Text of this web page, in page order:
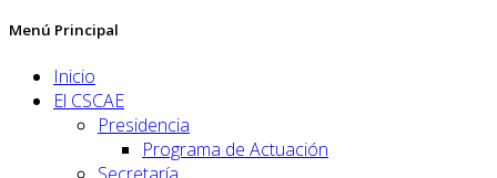
Menú Principal
Inicio
El CSCAE
Presidencia
Programa de Actuación